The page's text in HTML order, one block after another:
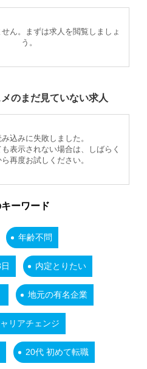
ん。まずは求人を閲覧しましょ
う。
のまだ見ていない求人
込みに失敗しました。
表示されない場合は、しばらく
再度お試しください。
ーワード
年齢不問
内定とりたい
地元の有名企業
リアチェンジ
20代 初めて転職